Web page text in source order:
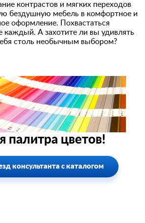
контрастов и мягких переходов
бездушную мебель в комфортное и
оформление. Похвастаться
А захотите ли вы удивлять
столь необычным выбором?
палитра цветов!
консультанта с каталогом